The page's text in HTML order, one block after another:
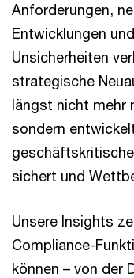
Anforderungen,
Entwicklungen
Unsicherheiten
strategische
längst nicht mehr
sondern
sichert und
Unsere Insights
Compliance-
können – von der